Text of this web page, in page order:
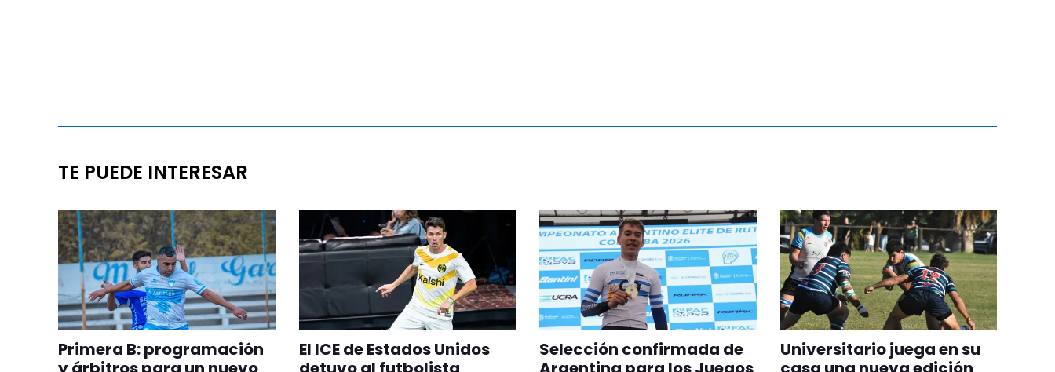
TE PUEDE INTERESAR
Primera B: programación
El ICE de Estados Unidos
Selección confirmada de
Universitario juega en su